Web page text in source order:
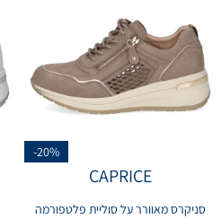
-20%
CAPRICE
סניקרס מאוורר על סוליית פלטפורמה